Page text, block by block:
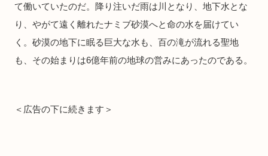
て働いていたのだ。降り注いだ雨は川となり、地下水とな
り、やがて遠く離れたナミブ砂漠へと命の水を届けてい
く。砂漠の地下に眠る巨大な水も、百の滝が流れる聖地
も、その始まりは6億年前の地球の営みにあったのである。
＜広告の下に続きます＞